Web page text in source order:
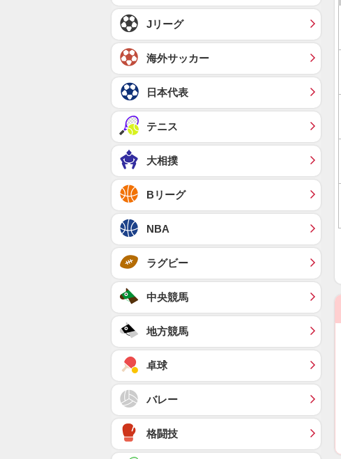
Jリーグ
海外サッカー
日本代表
テニス
大相撲
Bリーグ
NBA
ラグビー
中央競馬
地方競馬
卓球
バレー
格闘技